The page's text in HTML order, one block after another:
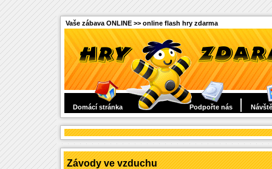
Vaše zábava ONLINE >> online flash hry zdarma
Domácí stránka Podpořte nás
Závody ve vzduchu